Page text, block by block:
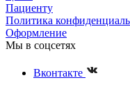
Пациенту
Политика
Оформление
Мы в соцсетях
Вконтакте